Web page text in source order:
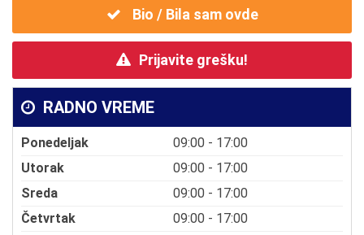
Bio / Bila sam ovde
Prijavite grešku!
RADNO VREME
Ponedeljak
09:00 - 17:00
Utorak
09:00 - 17:00
Sreda
09:00 - 17:00
Četvrtak
09:00 - 17:00